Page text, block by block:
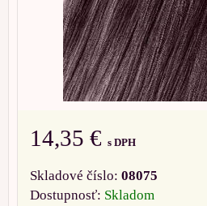
14,35 € s DPH
Skladové číslo: 08075
Dostupnosť: Skladom